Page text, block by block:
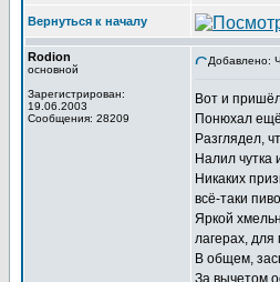
Вернуться к началу
Rodion
основной
Зарегистрирован:
19.06.2003
Сообщения: 28209
Добавлено:
Вот и
Понюхал ещё
Разглядел,
Налил
Никаких
всё-таки
Яркой
лагерах, для
В общем,
За вычетом